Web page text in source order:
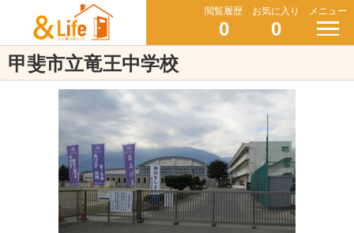
閲覧履歴
0
お気に入り
0
メニュー
甲斐市立竜王中学校